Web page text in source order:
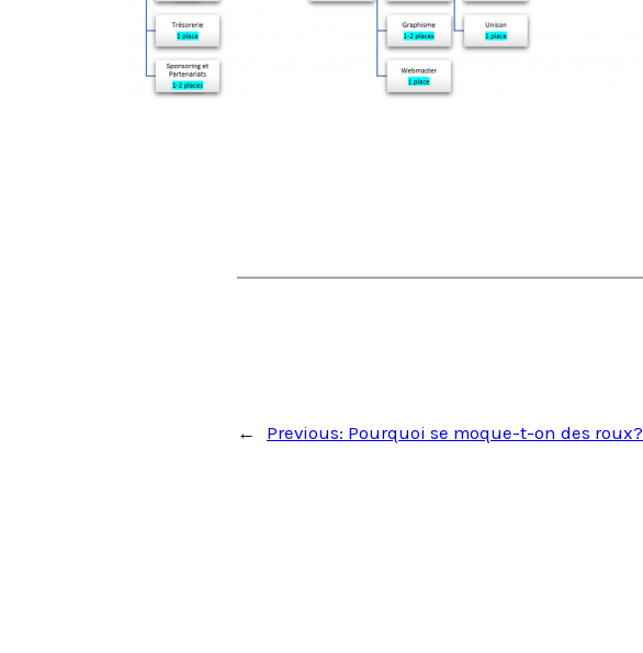
← Previous: Pourquoi se moque-t-on des roux?